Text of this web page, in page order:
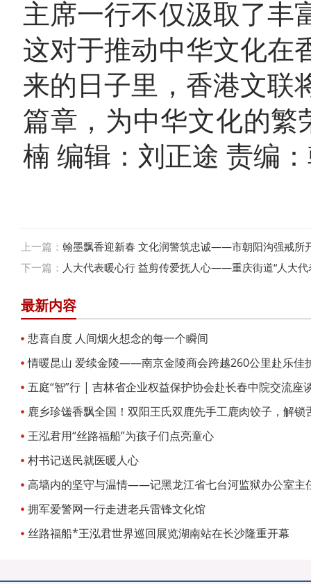
主席一行不仅汲取了丰
这对于推动中华文化在
来的日子里，香港文联
篇章，为中华文化的
楠 编辑：刘正途 责编
上一篇： 翰墨飘香迎新春 文化润警筑忠诚——市朝阳沟强戒所
下一篇： 人大代表暖心行 益剪传爱抚人心——重庆街道“人大代
最新内容
悲喜自度 人间烟火想念的每一个瞬间
情暖昆山 爱续金陵——南京金陵商会跨越260公里赴乐佳
问五庭“智”行 | 吉林省企业权益保护协会赴长春中院交流座
鹿乡珍馐香飘全国！双阳王氏双鹿先手工鹿肉饺子，解锁
王泓君用“丝路福船”为孩子们点亮童心
村书记送民就医暖人心
高墙内的坚守与温情——记黑龙江省七台河监狱办公室主
拥军爱警网一行走进老兵雷锋文化馆
丝路福船*王泓君世界巡回展览湖南站在长沙隆重开幕